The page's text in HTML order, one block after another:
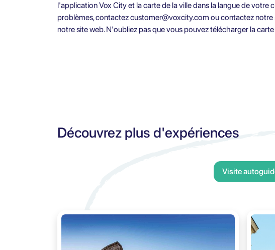
l'application Vox City et la carte de la ville dans la langue de votre
problèmes, contactezcustomer@voxcity.com ou contactez
notre site web. N'oubliez pas que vous pouvez télécharger la
Découvrez plus d'expériences
Visite